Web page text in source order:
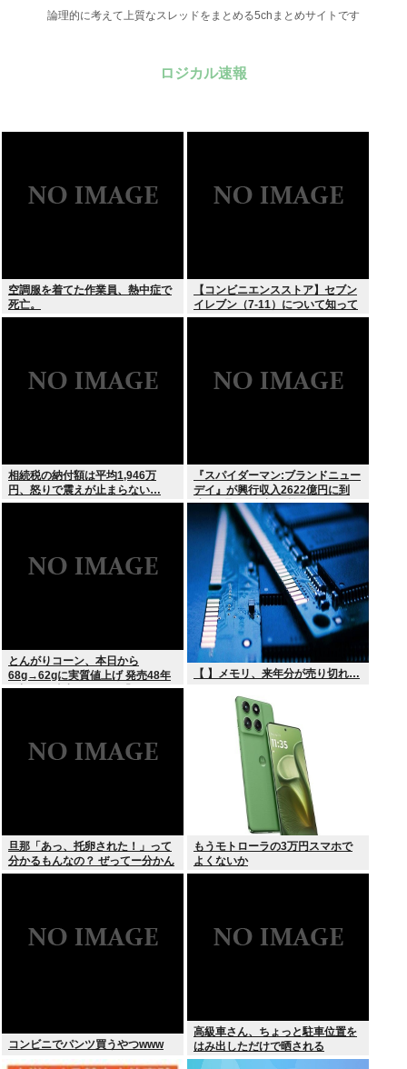
論理的に考えて上質なスレッドをまとめる5chまとめサイトです
ロジカル速報
空調服を着てた作業員、熱中症で
死亡。
【コンビニエンスストア】セブン
イレブン（7-11）について知って
いること
相続税の納付額は平均1,946万
円、怒りで震えが止まらない…
『スパイダーマン:ブランドニュー
デイ』が興行収入2622億円に到
達！2週目も好調に推移へ
とんがりコーン、本日から
68g→62gに実質値上げ 発売48年
で初の箱縮小 メーカー「CO2も
【 】メモリ、来年分が売り切れ…
旦那「あっ、托卵された！」って
分かるもんなの？ ぜってー分かん
ないだろ。
もうモトローラの3万円スマホで
よくないか
コンビニでパンツ買うやつwww
高級車さん、ちょっと駐車位置を
はみ出しただけで晒される
wwwWwwWWw